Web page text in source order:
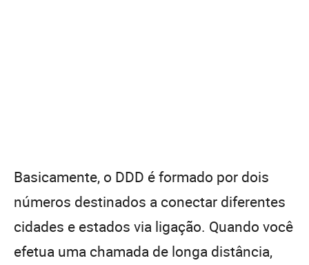
Basicamente, o DDD é formado por dois
números destinados a conectar diferentes
cidades e estados via ligação. Quando você
efetua uma chamada de longa distância,